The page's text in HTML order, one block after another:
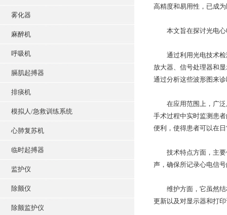
雾化器
麻醉机
呼吸机
膈肌起搏器
排痰机
模拟人/急救训练系统
心肺复苏机
临时起搏器
监护仪
除颤仪
除颤监护仪
高精度和易用性，已成
本文旨在探讨光电心
通过利用光电技术检
放大器、信号处理器和
通过分析这些波形图来
在应用范围上，广泛
手术过程中实时监测患
便利，使得患者可以在
技术特点方面，主要
声，确保所记录心电信
维护方面，它虽然结
更新以及对显示器和打